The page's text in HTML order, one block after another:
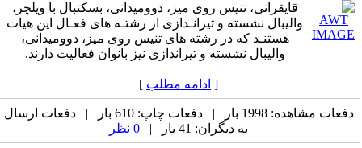
قایقرانی، تنیس روی میز، دوومیدانی، بسکتبال با ویلچر،
والیبال نشسته و تیرانـدازی از رشتـه های فعـال این هیات
هستنـد که در رشته های تنیس روی میز، دوومیدانی،
والیبال نشسته و تیراندازی نیز بانوان فعالیت دارند.
[ ادامه مطلب ]
دفعات مشاهده: 1998 بار | دفعات چاپ: 610 بار | دفعات ارسال
به دیگران: 41 بار |
0 نظر